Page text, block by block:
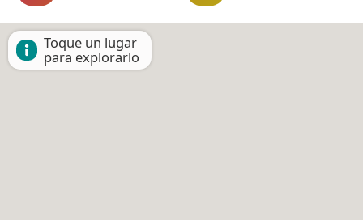
Toque un lugar
para explorarlo